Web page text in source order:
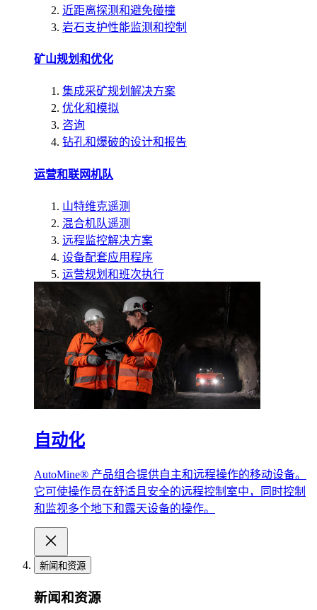
近距离探测和避免碰撞
岩石支护性能监测和控制
矿山规划和优化
集成采矿规划解决方案
优化和模拟
咨询
钻孔和爆破的设计和报告
运营和联网机队
山特维克遥测
混合机队遥测
远程监控解决方案
设备配套应用程序
运营规划和班次执行
自动化
AutoMine® 产品组合提供自主和远程操作的移动设备。
它可使操作员在舒适且安全的远程控制室中，同时控制
和监视多个地下和露天设备的操作。
新闻和资源
新闻和资源